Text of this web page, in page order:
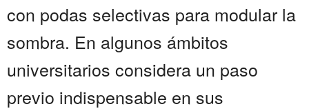
con podas selectivas para modular la
sombra. En algunos ámbitos
universitarios considera un paso
previo indispensable en sus